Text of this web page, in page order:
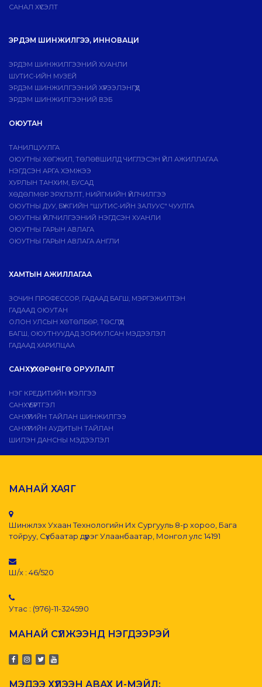
САНАЛ ХҮСЭЛТ
ЭРДЭМ ШИНЖИЛГЭЭ, ИННОВАЦИ
ЭРДЭМ ШИНЖИЛГЭЭНИЙ ХУАНЛИ
ШУТИС-ИЙН МУЗЕЙ
ЭРДЭМ ШИНЖИЛГЭЭНИЙ ХҮРЭЭЛЭНГҮҮД
ЭРДЭМ ШИНЖИЛГЭЭНИЙ ВЭБ
ОЮУТАН
ТАНИЛЦУУЛГА
ОЮУТНЫ ХӨГЖИЛ, ТӨЛӨВШИЛД ЧИГЛЭСЭН ҮЙЛ АЖИЛЛАГАА
НЭГДСЭН АРГА ХЭМЖЭЭ
ХУРЛЫН ТАНХИМ, БУСАД
ХӨДӨЛМӨР ЭРХЛЭЛТ, НИЙГМИЙН ҮЙЛЧИЛГЭЭ
ОЮУТНЫ ДУУ, БҮЖГИЙН "ШУТИС-ИЙН ЗАЛУУС" ЧУУЛГА
ОЮУТНЫ ҮЙЛЧИЛГЭЭНИЙ НЭГДСЭН ХУАНЛИ
ОЮУТНЫ ГАРЫН АВЛАГА
ОЮУТНЫ ГАРЫН АВЛАГА АНГЛИ
ХАМТЫН АЖИЛЛАГАА
ЗОЧИН ПРОФЕССОР, ГАДААД БАГШ, МЭРГЭЖИЛТЭН
ГАДААД ОЮУТАН
ОЛОН УЛСЫН ХӨТӨЛБӨР, ТӨСЛҮҮД
БАГШ, ОЮУТНУУДАД ЗОРИУЛСАН МЭДЭЭЛЭЛ
ГАДААД ХАРИЛЦАА
САНХҮҮ, ХӨРӨНГӨ ОРУУЛАЛТ
НЭГ КРЕДИТИЙН ҮНЭЛГЭЭ
САНХҮҮ БҮРТГЭЛ
САНХҮҮГИЙН ТАЙЛАН ШИНЖИЛГЭЭ
САНХҮҮГИЙН АУДИТЫН ТАЙЛАН
ШИЛЭН ДАНСНЫ МЭДЭЭЛЭЛ
МАНАЙ ХАЯГ
Шинжлэх Ухаан Технологийн Их Сургууль 8-р хороо, Бага
тойруу, Сүхбаатар дүүрэг Улаанбаатар, Монгол улс 14191
Ш/х : 46/520
Утас : (976)-11-324590
МАНАЙ СҮЛЖЭЭНД НЭГДЭЭРЭЙ
МЭДЭЭ ХҮЛЭЭН АВАХ И-МЭЙЛ: